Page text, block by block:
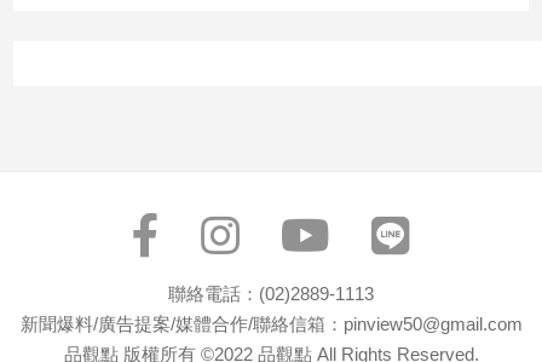
聯絡電話：(02)2889-1113
新聞爆料/廣告提案/媒體合作/聯絡信箱：pinview50@gmail.com
品觀點 版權所有 ©2022 品觀點 All Rights Reserved.